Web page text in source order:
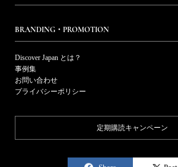
BRANDING・PROMOTION
Discover Japan とは？
事例集
お問い合わせ
プライバシーポリシー
定期購読キャンペーン